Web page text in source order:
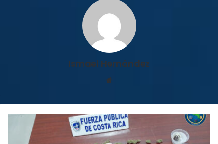
Ismael Hernández
Turística
decomisa